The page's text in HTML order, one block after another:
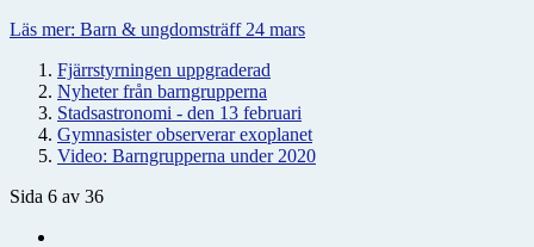
Läs mer: Barn & ungdomsträff 24 mars
Fjärrstyrningen uppgraderad
Nyheter från barngrupperna
Stadsastronomi - den 13 februari
Gymnasister observerar exoplanet
Video: Barngrupperna under 2020
Sida 6 av 36